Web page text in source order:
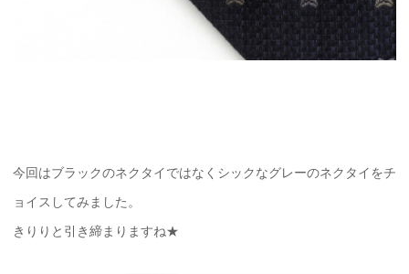
今回はブラックのネクタイではなくシックなグレーのネクタイをチ
ョイスしてみました。
きりりと引き締まりますね★